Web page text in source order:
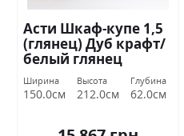
Асти Шкаф-купе 1,5
(глянец) Дуб крафт/
белый глянец
Миромарк
Ширина
150.0см
Высота
212.0см
Глубина
62.0см